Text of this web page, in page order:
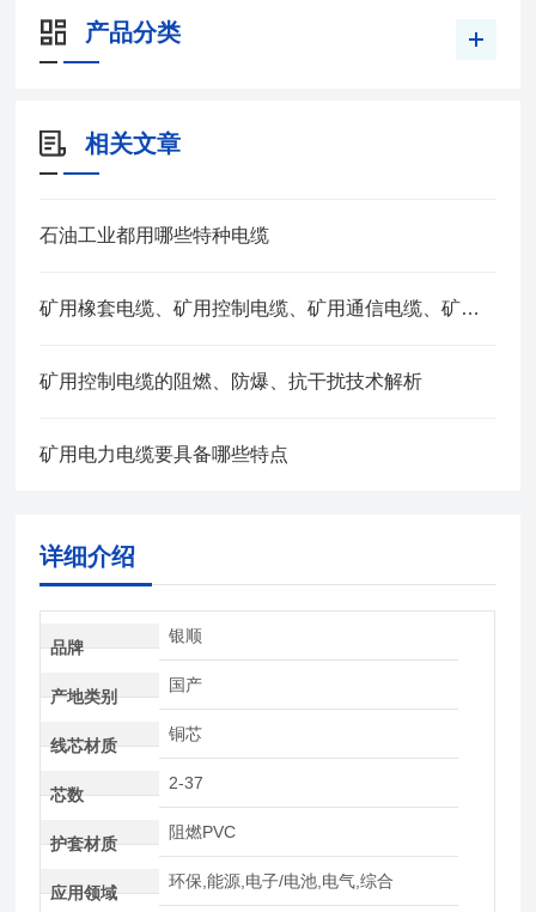
产品分类
相关文章
石油工业都用哪些特种电缆
矿用橡套电缆、矿用控制电缆、矿用通信电缆、矿用电力电缆、矿用计算机电缆区别，看完不选错
矿用控制电缆的阻燃、防爆、抗干扰技术解析
矿用电力电缆要具备哪些特点
详细介绍
品牌
银顺
产地类别
国产
线芯材质
铜芯
芯数
2-37
护套材质
阻燃PVC
应用领域
环保,能源,电子/电池,电气,综合